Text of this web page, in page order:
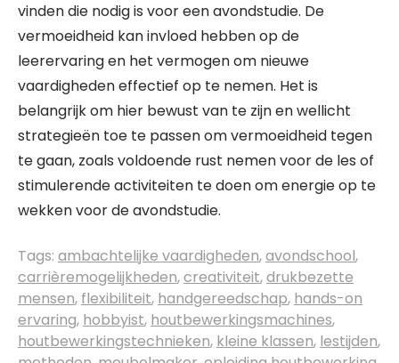
vinden die nodig is voor een avondstudie. De
vermoeidheid kan invloed hebben op de
leerervaring en het vermogen om nieuwe
vaardigheden effectief op te nemen. Het is
belangrijk om hier bewust van te zijn en wellicht
strategieën toe te passen om vermoeidheid tegen
te gaan, zoals voldoende rust nemen voor de les of
stimulerende activiteiten te doen om energie op te
wekken voor de avondstudie.
Tags: ambachtelijke vaardigheden,avondschool,
carrièremogelijkheden,creativiteit,drukbezette
mensen, flexibiliteit, handgereedschap, hands-on
ervaring, hobbyist, houtbewerkingsmachines,
houtbewerkingstechnieken, kleine klassen, lestijden,